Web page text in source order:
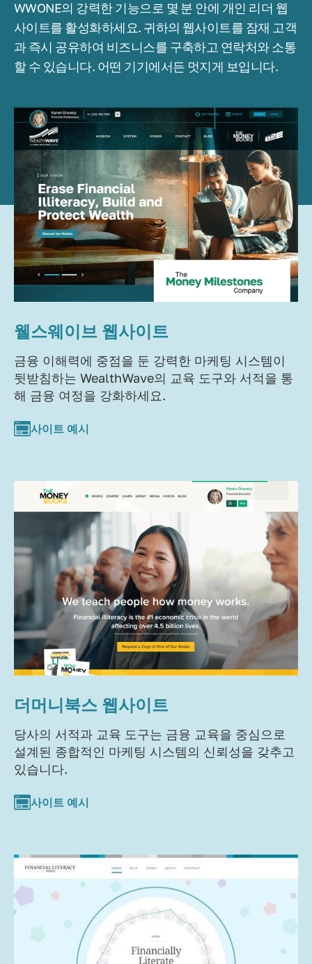
WWONE의 강력한 기능으로 몇 분 안에 개인 리더 웹
사이트를 활성화하세요. 귀하의 웹사이트를 잠재 고객
과 즉시 공유하여 비즈니스를 구축하고 연락처와 소통
할 수 있습니다. 어떤 기기에서든 멋지게 보입니다.
웰스웨이브 웹사이트
금융 이해력에 중점을 둔 강력한 마케팅 시스템이
뒷받침하는 WealthWave의 교육 도구와 서적을 통
해 금융 여정을 강화하세요.
사이트 예시
더머니북스 웹사이트
당사의 서적과 교육 도구는 금융 교육을 중심으로
설계된 종합적인 마케팅 시스템의 신뢰성을 갖추고
있습니다.
사이트 예시